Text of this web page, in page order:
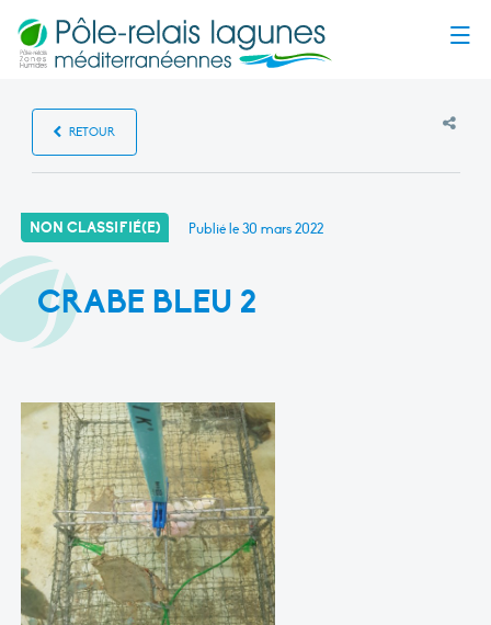
RETOUR
NON CLASSIFIÉ(E) Publié le30 mars 2022
CRABE BLEU 2